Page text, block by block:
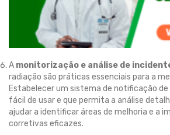
A monitorização e análise de
radiação são práticas essenciais para a
Estabelecer um sistema de notificação
fácil de usar e que permita a análise
ajudar a identificar áreas de melhoria e a
corretivas eficazes.